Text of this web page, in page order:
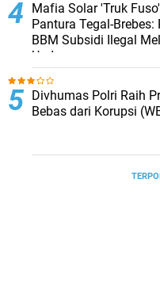
Mafia Solar 'Truk
Pantura Tegal-
BBM Subsidi Ilegal
Undang
Divhumas Polri Raih
Bebas dari Korupsi